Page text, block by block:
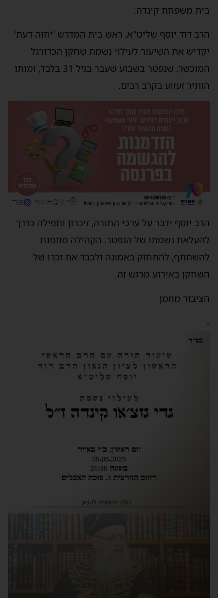
בית משפחת קינדה.
הרב דוד יוסף שליט"א, ראש בית המדרש 'יחוה דעת'
יקדיש את השיעור לעילוי נשמת שחקן הכדורגל
המוכשר, שנפטר בשבוע שעבר בגיל 31 בלבד, ומותו
הותיר זעזוע בקרב רבים.
הרב יוסף ידבר על ערכי התורה, זיכרון ותפילה כדרך
להעלאת נשמתו של הנפטר. הקהילה מוזמנת
להשתתף, להתחזק באמונה ולכבד את זכרו של
השחקן באירוע מרגש זה.
הציבור מוזמן
-